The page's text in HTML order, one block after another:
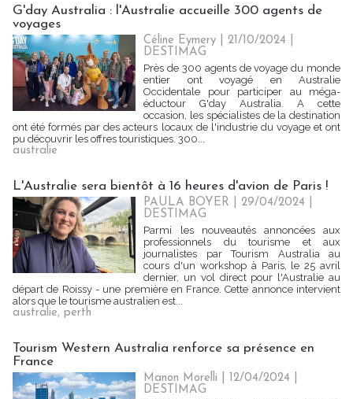
G'day Australia : l'Australie accueille 300 agents de
voyages
Céline Eymery | 21/10/2024
DESTIMAG
Près de 300 agents de voyage du monde
entier ont voyagé en Australie
Occidentale pour participer au méga-
éductour G'day Australia. A cette
occasion, les spécialistes de la destination
ont été formés par des acteurs locaux de l'industrie du voyage et ont
pu découvrir les offres touristiques. 300...
australie
L'Australie sera bientôt à 16 heures d'avion de Paris !
PAULA BOYER | 29/04/2024
DESTIMAG
Parmi les nouveautés annoncées aux
professionnels du tourisme et aux
journalistes par Tourism Australia au
cours d'un workshop à Paris, le 25 avril
dernier, un vol direct pour l'Australie au
départ de Roissy - une première en France. Cette annonce intervient
alors que le tourisme australien est...
australie, perth
Tourism Western Australia renforce sa présence en
France
Manon Morelli | 12/04/2024
DESTIMAG